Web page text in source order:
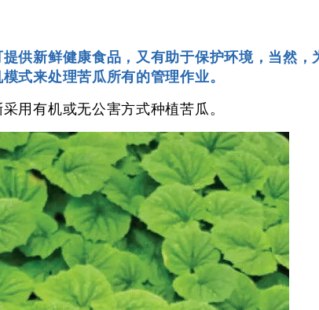
供新鲜健康食品，又有助于保护环境，当然
式来处理苦瓜所有的管理作业。
用有机或无公害方式种植苦瓜。